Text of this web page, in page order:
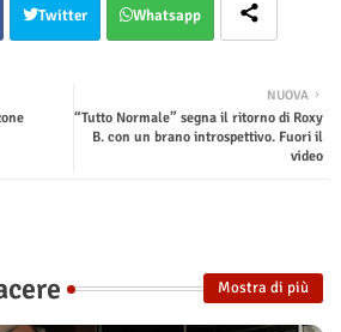
Twitter Whatsapp
NUOVA
“Tutto Normale” segna il ritorno di Roxy
B. con un brano introspettivo. Fuori il
video
Mostra di più